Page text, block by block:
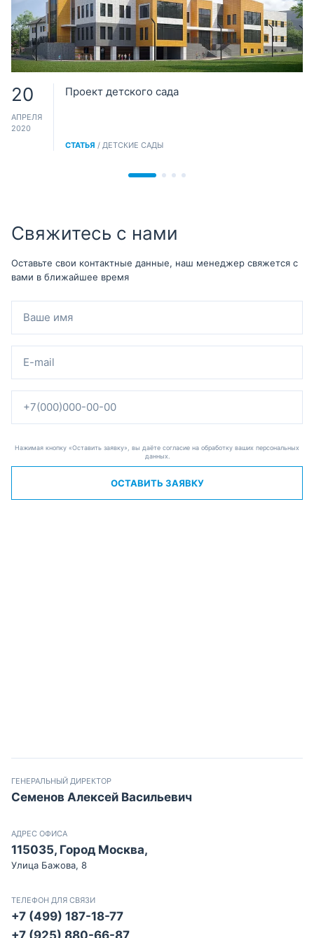
20
АПРЕЛЯ
2020
Проект детского сада
СТАТЬЯ / ДЕТСКИЕ САДЫ
Свяжитесь с нами
Оставьте свои контактные данные, наш менеджер свяжется с
вами в ближайшее время
Нажимая кнопку «Оставить заявку», вы даёте согласие на обработку ваших персональных
данных.
ОСТАВИТЬ ЗАЯВКУ
ГЕНЕРАЛЬНЫЙ ДИРЕКТОР
Семенов Алексей Васильевич
АДРЕС ОФИСА
115035, Город Москва,
Улица Бажова, 8
ТЕЛЕФОН ДЛЯ СВЯЗИ
+7 (499) 187-18-77
+7 (925) 880-66-87